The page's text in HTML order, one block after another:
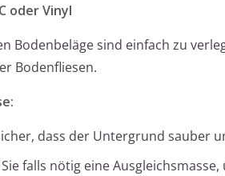
oder Vinyl
Bodenbeläge sind einfach zu
Bodenfliesen.
dass der Untergrund sauber
falls nötig eine